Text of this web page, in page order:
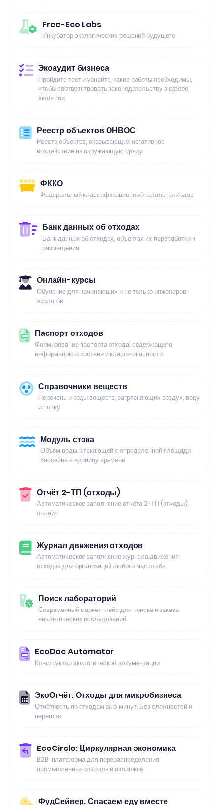
Free-Eco Labs
Инкубатор экологических решений будущего
Экоаудит бизнеса
Пройдите тест и узнайте, какие работы необходимы,
чтобы соответствовать законодательству в сфере
экологии
Реестр объектов ОНВОС
Реестр объектов, оказывающих негативное
воздействие на окружающую среду
ФККО
Федеральный классификационный каталог отходов
Банк данных об отходах
Банк данных об отходах, объектах их переработки и
размещения
Онлайн-курсы
Обучение для начинающих и не только инженеров-
экологов
Паспорт отходов
Формирование паспорта отхода, содержащего
информацию о составе и классе опасности
Справочники веществ
Перечень и коды веществ, загрязняющих воздух, воду
и почву
Модуль стока
Объём воды, стекающей с определенной площади
бассейна в единицу времени
Отчёт 2-ТП (отходы)
Автоматическое заполнение отчёта 2-ТП (отходы)
онлайн
Журнал движения отходов
Автоматическое заполнение журнала движения
отходов для организаций любого масштаба
Поиск лабораторий
Современный маркетплейс для поиска и заказа
аналитических исследований
EcoDoc Automator
Конструктор экологической документации
ЭкоОтчёт: Отходы для микробизнеса
Отчётность по отходам за 5 минут. Без сложностей и
переплат
EcoCircle: Циркулярная экономика
B2B-платформа для перераспределения
промышленных отходов и излишков
ФудСейвер. Спасаем еду вместе